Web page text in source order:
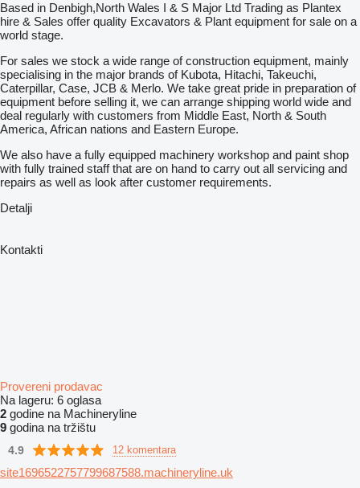
Based in Denbigh,North Wales I & S Major Ltd Trading as Plantex
hire & Sales offer quality Excavators & Plant equipment for sale on a
world stage.
For sales we stock a wide range of construction equipment, mainly
specialising in the major brands of Kubota, Hitachi, Takeuchi,
Caterpillar, Case, JCB & Merlo. We take great pride in preparation of
equipment before selling it, we can arrange shipping world wide and
deal regularly with customers from Middle East, North & South
America, African nations and Eastern Europe.
We also have a fully equipped machinery workshop and paint shop
with fully trained staff that are on hand to carry out all servicing and
repairs as well as look after customer requirements.
Detalji
Kontakti
Provereni prodavac
Na lageru: 6 oglasa
2 godine na Machineryline
9 godina na tržištu
4.9 12 komentara
site1696522757799687588.machineryline.uk